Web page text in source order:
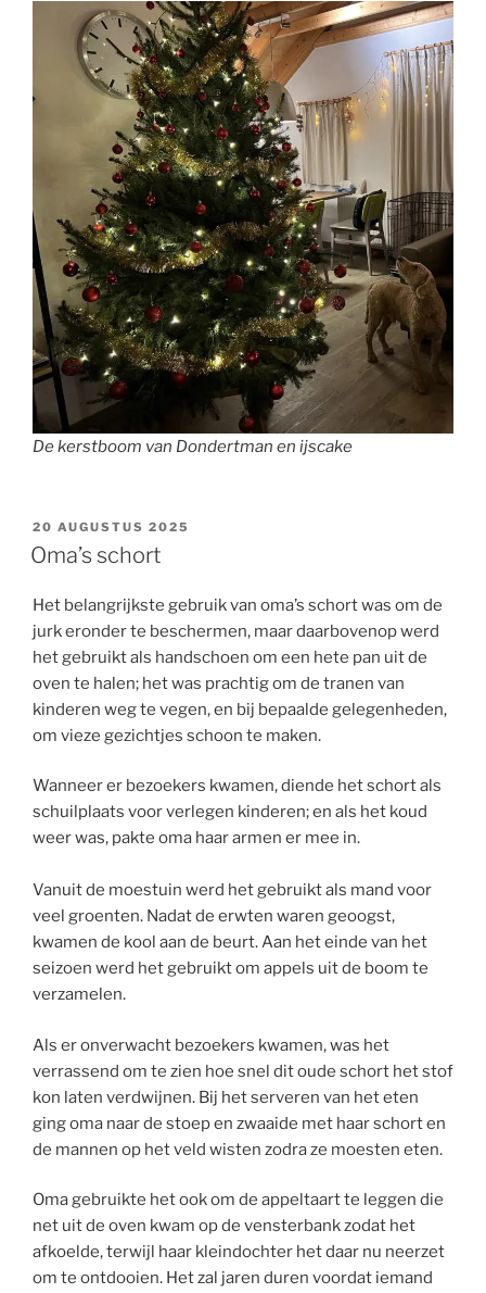
De kerstboom van Dondertman en ijscake
GEPLAATST
OP
20 AUGUSTUS 2025
Oma’s schort
Het belangrijkste gebruik van oma’s schort was om de
jurk eronder te beschermen, maar daarbovenop werd
het gebruikt als handschoen om een hete pan uit de
oven te halen; het was prachtig om de tranen van
kinderen weg te vegen, en bij bepaalde gelegenheden,
om vieze gezichtjes schoon te maken.
Wanneer er bezoekers kwamen, diende het schort als
schuilplaats voor verlegen kinderen; en als het koud
weer was, pakte oma haar armen er mee in.
Vanuit de moestuin werd het gebruikt als mand voor
veel groenten. Nadat de erwten waren geoogst,
kwamen de kool aan de beurt. Aan het einde van het
seizoen werd het gebruikt om appels uit de boom te
verzamelen.
Als er onverwacht bezoekers kwamen, was het
verrassend om te zien hoe snel dit oude schort het stof
kon laten verdwijnen. Bij het serveren van het eten
ging oma naar de stoep en zwaaide met haar schort en
de mannen op het veld wisten zodra ze moesten eten.
Oma gebruikte het ook om de appeltaart te leggen die
net uit de oven kwam op de vensterbank zodat het
afkoelde, terwijl haar kleindochter het daar nu neerzet
om te ontdooien. Het zal jaren duren voordat iemand